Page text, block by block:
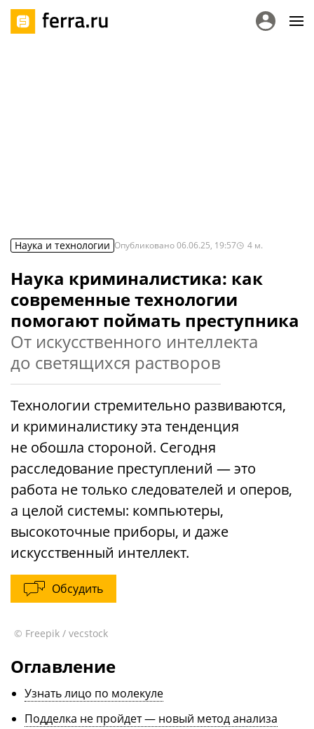
Наука и технологии Опубликовано06.06.25, 19:57 4 м.
Наука криминалистика: как
современные технологии
помогают поймать преступника
От искусственного интеллекта
до светящихся растворов
Технологии стремительно развиваются,
и криминалистику эта тенденция
не обошла стороной. Сегодня
расследование преступлений — это
работа не только следователей и оперов,
а целой системы: компьютеры,
высокоточные приборы, и даже
искусственный интеллект.
Обсудить
© Freepik / vecstock
Оглавление
Узнать лицо по молекуле
Подделка не пройдет — новый метод анализа